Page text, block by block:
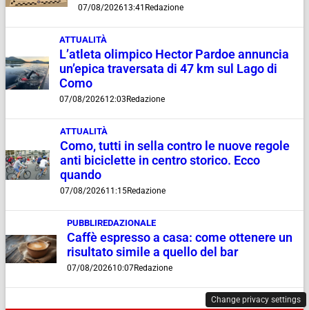
07/08/202613:41 Redazione
ATTUALITÀ
L’atleta olimpico Hector Pardoe annuncia
un’epica traversata di 47 km sul Lago di
Como
07/08/202612:03 Redazione
ATTUALITÀ
Como, tutti in sella contro le nuove regole
anti biciclette in centro storico. Ecco
quando
07/08/202611:15Redazione
PUBBLIREDAZIONALE
Caffè espresso a casa: come ottenere un
risultato simile a quello del bar
07/08/202610:07Redazione
Change privacy settings